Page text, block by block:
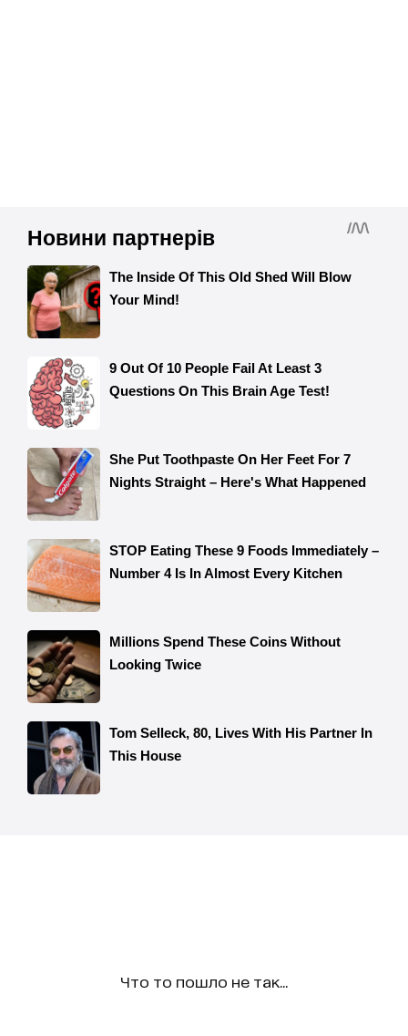
Что то пошло не так...